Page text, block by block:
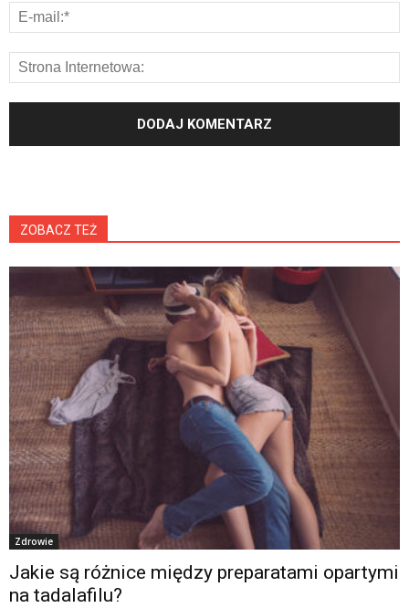
ZOBACZ TEŻ
Zdrowie
Jakie są różnice między preparatami opartymi
na tadalafilu?